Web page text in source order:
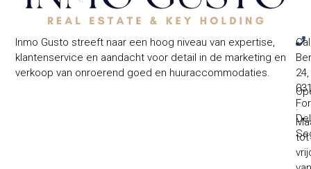
Inmo Gusto streeft naar een hoog niveau van expertise,
klantenservice en aandacht voor detail in de marketing en
verkoop van onroerend goed en huuraccommodaties.
:
tot
24,
Del